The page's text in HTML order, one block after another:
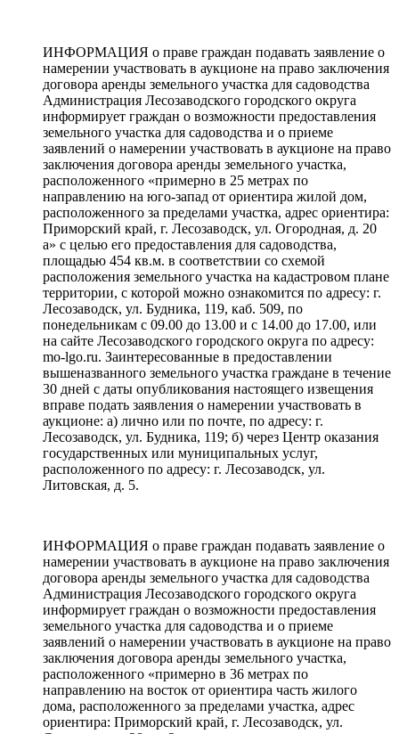
ИНФОРМАЦИЯ о праве граждан подавать заявление о
намерении участвовать в аукционе на право заключения
договора аренды земельного участка для садоводства
Администрация Лесозаводского городского округа
информирует граждан о возможности предоставления
земельного участка для садоводства и о приеме
заявлений о намерении участвовать в аукционе на право
заключения договора аренды земельного участка,
расположенного «примерно в 25 метрах по
направлению на юго-запад от ориентира жилой дом,
расположенного за пределами участка, адрес ориентира:
Приморский край, г. Лесозаводск, ул. Огородная, д. 20
а» с целью его предоставления для садоводства,
площадью 454 кв.м. в соответствии со схемой
расположения земельного участка на кадастровом плане
территории, с которой можно ознакомится по адресу: г.
Лесозаводск, ул. Будника, 119, каб. 509, по
понедельникам с 09.00 до 13.00 и с 14.00 до 17.00, или
на сайте Лесозаводского городского округа по адресу:
mo-lgo.ru. Заинтересованные в предоставлении
вышеназванного земельного участка граждане в течение
30 дней с даты опубликования настоящего извещения
вправе подать заявления о намерении участвовать в
аукционе: а) лично или по почте, по адресу: г.
Лесозаводск, ул. Будника, 119; б) через Центр оказания
государственных или муниципальных услуг,
расположенного по адресу: г. Лесозаводск, ул.
Литовская, д. 5.
ИНФОРМАЦИЯ о праве граждан подавать заявление о
намерении участвовать в аукционе на право заключения
договора аренды земельного участка для садоводства
Администрация Лесозаводского городского округа
информирует граждан о возможности предоставления
земельного участка для садоводства и о приеме
заявлений о намерении участвовать в аукционе на право
заключения договора аренды земельного участка,
расположенного «примерно в 36 метрах по
направлению на восток от ориентира часть жилого
дома, расположенного за пределами участка, адрес
ориентира: Приморский край, г. Лесозаводск, ул.